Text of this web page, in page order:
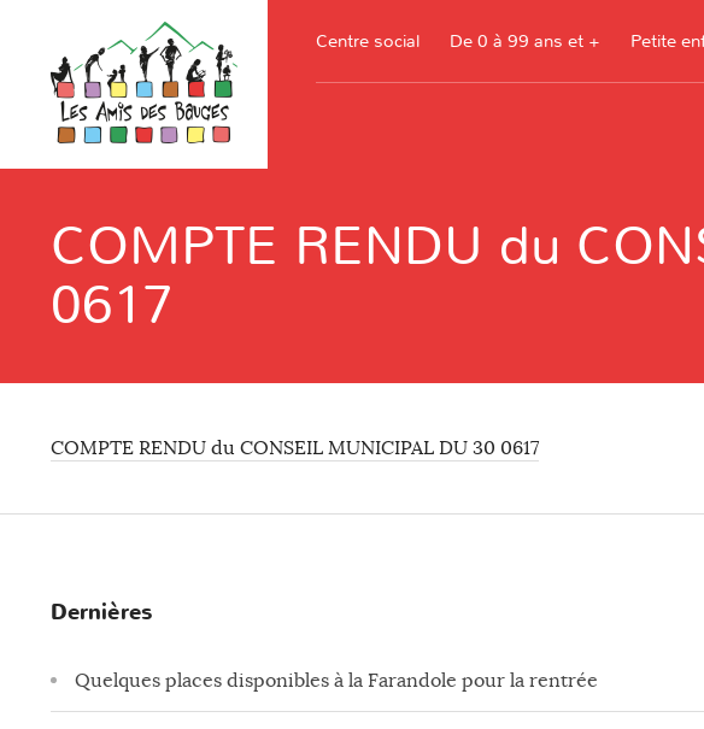
Centre social De 0 à 99 ans et + Petite
assistantes
COMPTE RENDU du
0617
COMPTE RENDU du CONSEIL MUNICIPAL DU 30 0617
Dernières
Quelques places disponibles à la Farandole pour la rentrée